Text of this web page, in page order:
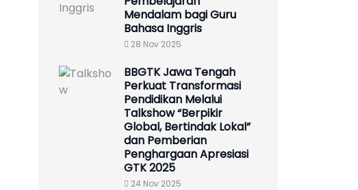
Mendalam bagi Guru
Bahasa Inggris
28 Nov 2025
BBGTK Jawa Tengah
Perkuat Transformasi
Pendidikan Melalui
Talkshow “Berpikir
Global, Bertindak Lokal”
dan Pemberian
Penghargaan Apresiasi
GTK 2025
24 Nov 2025